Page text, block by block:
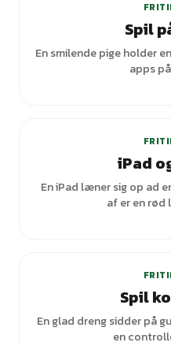
Spil
En smilende pige holder
apps
iPad
En iPad læner sig op ad
af er en rød
Spil
En glad dreng sidder på
en